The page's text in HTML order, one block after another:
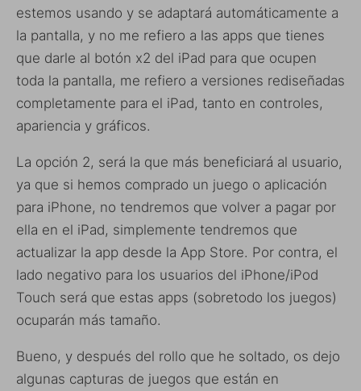
estemos usando y se adaptará automáticamente a
la pantalla, y no me refiero a las apps que tienes
que darle al botón x2 del iPad para que ocupen
toda la pantalla, me refiero a versiones rediseñadas
completamente para el iPad, tanto en controles,
apariencia y gráficos.
La opción 2, será la que más beneficiará al usuario,
ya que si hemos comprado un juego o aplicación
para iPhone, no tendremos que volver a pagar por
ella en el iPad, simplemente tendremos que
actualizar la app desde la App Store. Por contra, el
lado negativo para los usuarios del iPhone/iPod
Touch será que estas apps (sobretodo los juegos)
ocuparán más tamaño.
Bueno, y después del rollo que he soltado, os dejo
algunas capturas de juegos que están en